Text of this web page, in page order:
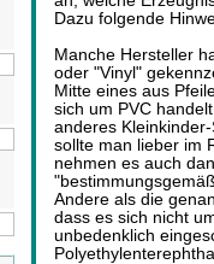
Dazu folgende
Manche Hersteller
oder "Vinyl"
Mitte eines aus
sich um PVC
anderes
sollte man lieber im
nehmen es auch
Andere als die
dass es sich nicht
unbedenklich